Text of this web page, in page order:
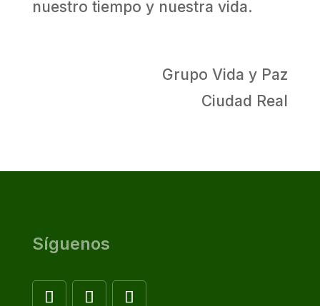
nuestro tiempo y nuestra vida.
Grupo Vida y Paz
Ciudad Real
Síguenos